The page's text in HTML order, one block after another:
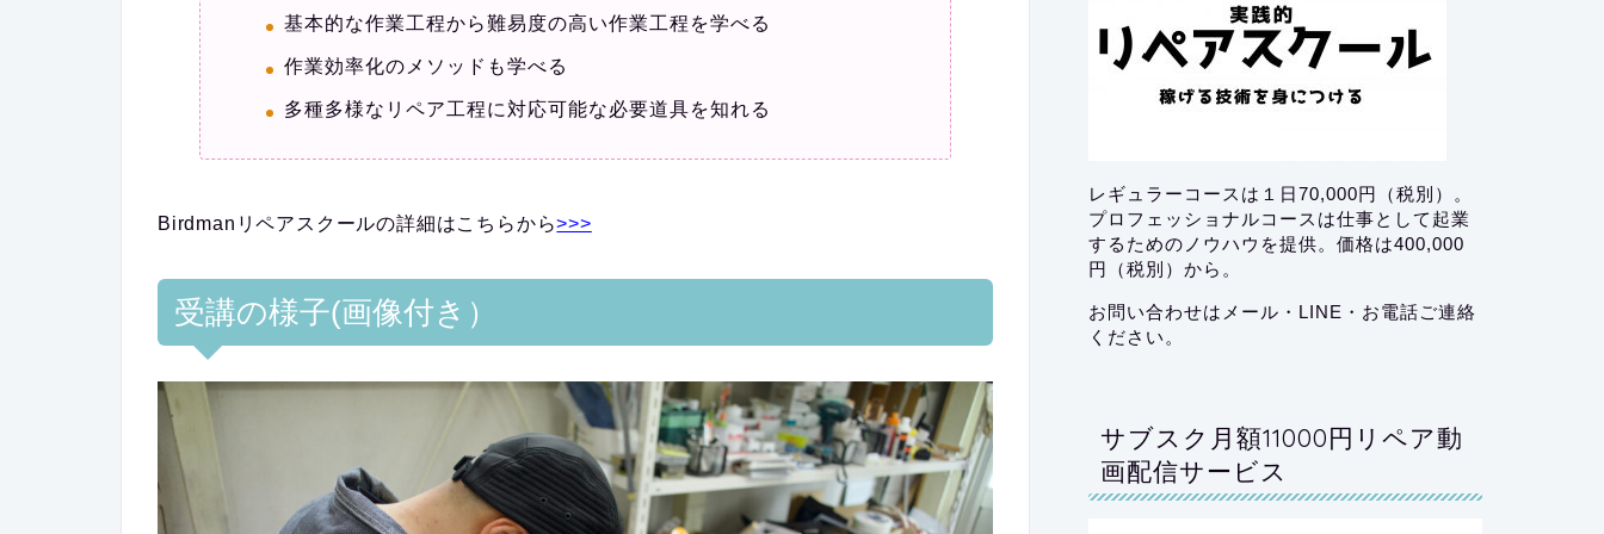
基本的な作業工程から難易度の高い作業工程を学べる
作業効率化のメソッドも学べる
多種多様なリペア工程に対応可能な必要道具を知れる
Birdmanリペアスクールの詳細はこちらから>>>
受講の様子(画像付き）
レギュラーコースは１日70,000円（税別）。
プロフェッショナルコースは仕事として起業
するためのノウハウを提供。価格は400,000
円（税別）から。
お問い合わせはメール・LINE・お電話ご連絡
ください。
サブスク月額11000円リペア動
画配信サービス